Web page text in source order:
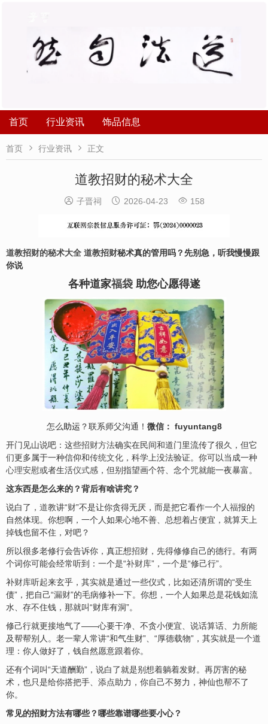
首页 行业资讯 饰品信息
首页  行业资讯  正文
道教招财的秘术大全
 子晋祠  2026-04-23  158
道教招财的秘术大全 道教招财秘术真的管用吗？先别急，听我慢慢跟
你说
各种道家福袋助您心愿得遂
怎么助运 ？联系师父沟通！ 微信： fuyuntang8
开门见山说吧：这些招财方法确实在民间和道门里流传了很久，但它
们更多属于一种信仰和传统文化 ，科学上没法验证。你可以当成一种
心理安慰或者生活仪式感 ，但别指望画个符、念个咒就能一夜暴富。
这东西是怎么来的？背后有啥讲究？
说白了， 道教讲“财”不是让你贪得无厌，而是把它看作一个人福报的
自然体现。你想啊，一个人如果心地不善、总想着占便宜，就算天上
掉钱也留不住，对吧？
所以很多老修行会告诉你，真正想招财 ，先得修修自己的德行。有两
个词你可能会经常听到：一个是“补财库”，一个是“修己行”。
补财库听起来玄乎，其实就是通过一些仪式，比如还清所谓的“受生
债”，把自己“漏财”的毛病修补一下。你想，一个人如果总是花钱如流
水、存不住钱，那就叫“财库有洞”。
修己行就更接地气了——心要干净、不贪小便宜、说话算话、力所能
及帮帮别人。老一辈人常讲“和气生财”、“厚德载物”，其实就是一个道
理：你人做好了，钱自然愿意跟着你。
还有个词叫“天道酬勤”，说白了就是别想着躺着发财。再厉害的秘
术，也只是给你搭把手、添点助力，你自己不努力，神仙也帮不了
你。
常见的招财方法有哪些？哪些靠谱哪些要小心？